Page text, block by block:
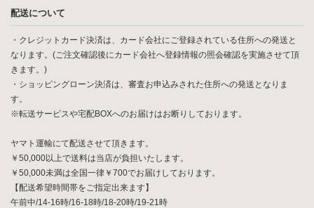
配送について
・クレジットカード決済は、カード会社にご登録されている住所への発送と
なります。(ご注文確認後にカード会社へ登録情報の照会確認を実施させて頂
きます。)
・ショッピングローン決済は、審査お申込みされた住所への発送となりま
す。
※転送サービスや宅配BOXへのお届けはお断りしております。
ヤマト運輸にて配送させて頂きます。
￥50,000以上で送料は当店が負担いたします。
￥50,000未満は全国一律￥700でお届けしております。
【配送希望時間帯をご指定出来ます】
午前中/14-16時/16-18時/18-20時/19-21時